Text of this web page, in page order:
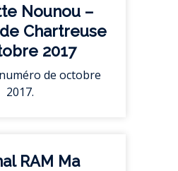
Nounou –
Chartreuse
2017
de octobre
2017.
RAM Ma